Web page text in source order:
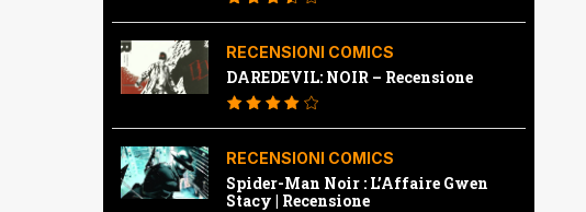
RECENSIONI COMICS
DAREDEVIL: NOIR – Recensione
RECENSIONI COMICS
Spider-Man Noir : L’Affaire Gwen
Stacy | Recensione